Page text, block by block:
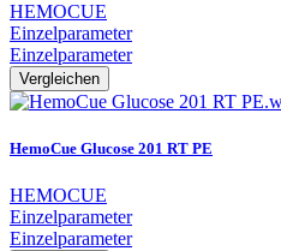
HEMOCUE
Einzelparameter
Einzelparameter
Vergleichen
HemoCue Glucose 201 RT PE
HEMOCUE
Einzelparameter
Einzelparameter